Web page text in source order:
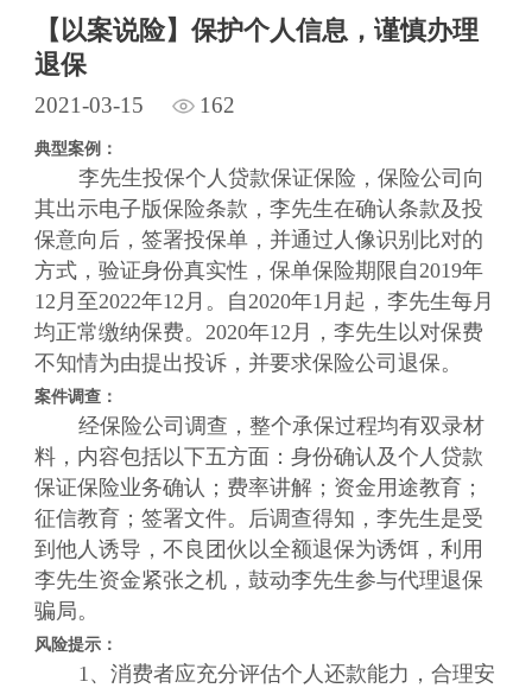
【以案说险】保护个人信息，谨慎办理
退保
2021-03-15 162
典型案例：
李先生投保个人贷款保证保险，保险公司向
其出示电子版保险条款，李先生在确认条款及投
保意向后，签署投保单，并通过人像识别比对的
方式，验证身份真实性，保单保险期限自2019年
12月至2022年12月。自2020年1月起，李先生每月
均正常缴纳保费。2020年12月，李先生以对保费
不知情为由提出投诉，并要求保险公司退保。
案件调查：
经保险公司调查，整个承保过程均有双录材
料，内容包括以下五方面：身份确认及个人贷款
保证保险业务确认；费率讲解；资金用途教育；
征信教育；签署文件。后调查得知，李先生是受
到他人诱导，不良团伙以全额退保为诱饵，利用
李先生资金紧张之机，鼓动李先生参与代理退保
骗局。
风险提示：
1、消费者应充分评估个人还款能力，合理安